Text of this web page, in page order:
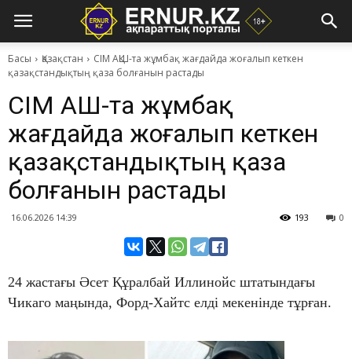
Басы Қазақстан
СІМ АҚШ-та жұмбақ жағдайда жоғалып кеткен
қазақстандықтың қаза болғанын растады
СІМ АҚШ-та жұмбақ
жағдайда жоғалып кеткен
қазақстандықтың қаза
болғанын растады
16.06.2026 14:39 0
193
24 жастағы Әсет Құралбай Иллинойс штатындағы
Чикаго маңында, Форд-Хайтс елді мекенінде тұрған.